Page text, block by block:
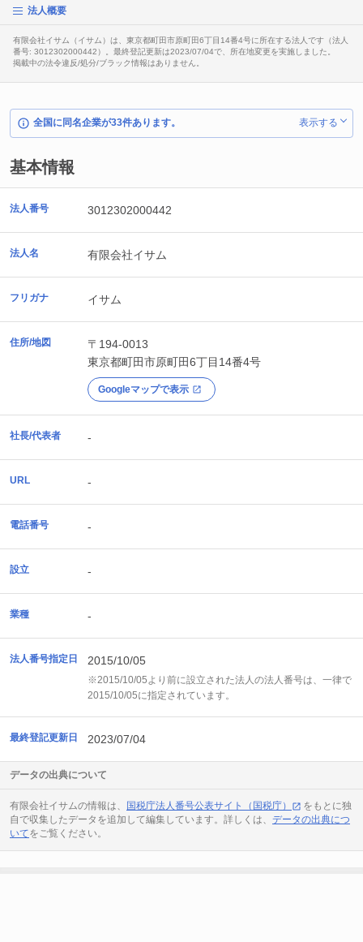
法人概要
有限会社イサム（イサム）は、東京都町田市原町田6丁目14番4号に所在する法人です（法人
番号: 3012302000442）。最終登記更新は2023/07/04で、所在地変更を実施しました。
掲載中の法令違反/処分/ブラック情報はありません。
全国に同名企業が33件あります。 表示する
基本情報
法人番号 3012302000442
法人名 有限会社イサム
フリガナ イサム
住所/地図
〒194-0013
東京都町田市原町田6丁目14番4号
Googleマップで表示
社長/代表者 -
URL -
電話番号 -
設立 -
業種 -
法人番号指定日 2015/10/05
※2015/10/05より前に設立された法人の法人番号は、一律で
2015/10/05に指定されています。
最終登記更新日 2023/07/04
データの出典について
有限会社イサムの情報は、 国税庁法人番号公表サイト（国税庁）
をもとに独
自で収集したデータを追加して編集しています。詳しくは、 データの出典につ
いてをご覧ください。